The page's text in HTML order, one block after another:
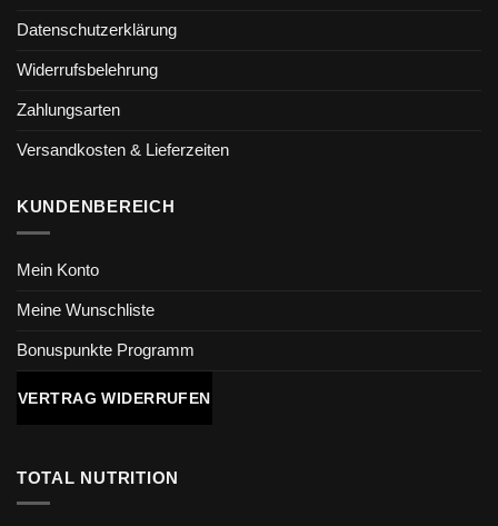
Datenschutzerklärung
Widerrufsbelehrung
Zahlungsarten
Versandkosten & Lieferzeiten
KUNDENBEREICH
Mein Konto
Meine Wunschliste
Bonuspunkte Programm
VERTRAG WIDERRUFEN
TOTAL NUTRITION